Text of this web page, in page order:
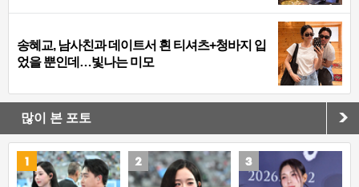
송혜교, 남사친과 데이트서 흰 티셔츠+청바지 입
었을 뿐인데…빛나는 미모
많이 본 포토